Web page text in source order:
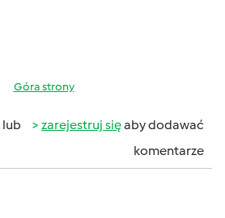
Góra strony
lub zarejestruj sięaby dodawać
komentarze